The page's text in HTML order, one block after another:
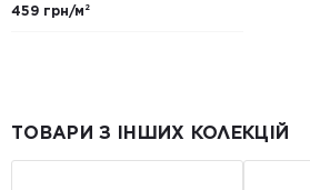
459 грн/м²
ТОВАРИ З ІНШИХ КОЛЕКЦІЙ